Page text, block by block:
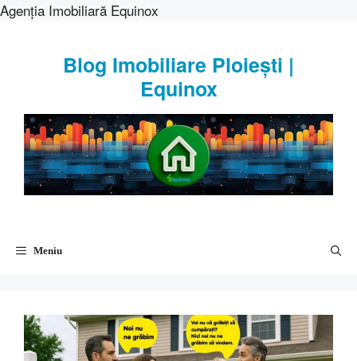
Agenția Imobiliară Equinox
Blog Imobiliare Ploiești |
Equinox
Meniu